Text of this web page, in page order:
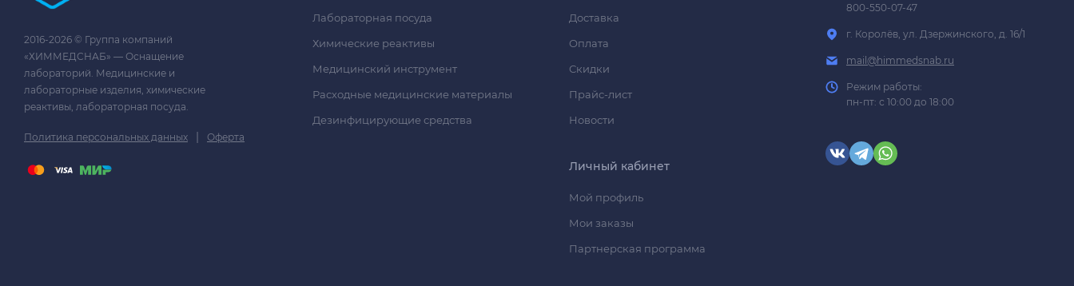
2016-2026 © Группа компаний
«ХИММЕДСНАБ» — Оснащение
лабораторий. Медицинские и
лабораторные изделия, химические
реактивы, лабораторная посуда.
Политика персональных данных | Оферта
Лабораторная посуда
Химические реактивы
Медицинский инструмент
Расходные медицинские материалы
Дезинфицирующие средства
Доставка
Оплата
Скидки
Прайс-лист
Новости
Личный кабинет
Мой профиль
Мои заказы
Партнерская программа
800-550-07-47
г. Королёв, ул. Дзержинского, д. 16/1
mail@himmedsnab.ru
Режим работы:
пн-пт: с 10:00 до 18:00